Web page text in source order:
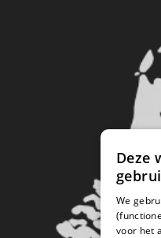
Deze
We
voor het